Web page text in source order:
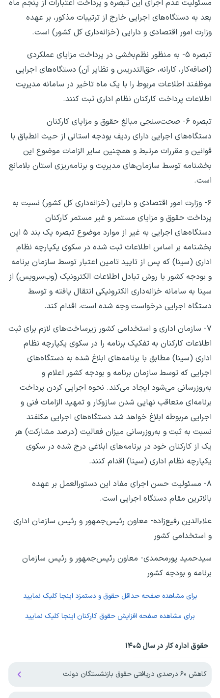
مسئولیت عدم اجرای این تبصره و پرداخت اعتبارات از پنجم ماه
بعد به دستگاه‌های اجرایی خارج از ترتیبات مذکور، بر عهده
وزارت امور اقتصادی و دارایی (خزانه‌داری کل کشور) است.
تبصره ۵- به منظور نظم‌بخشی در پرداخت مزایای عملکردی
(اضافه‌کار، کارانه، حق‌التدریس و نظایر آن) دستگاه‌های اجرایی
موظفند اطلاعات مربوط را با یک ماه تاخیر در سامانه مدیریت
اطلاعات پرداخت کارکنان نظام اداری ثبت کنند.
تبصره ۶- صحت‌سنجی مبالغ حقوق و مزایای کارکنان
دستگاه‌های اجرایی دارای ردیف بودجه استانی از حیث انطباق با
قوانین و مقررات مرتبط و همچنین سایر الزامات موضوع این
بخشنامه توسط ‌سازمان‌های مدیریت و برنامه‌ریزی استان بلامانع
است.
۶- وزارت امور اقتصادی و دارایی (خزانه‌داری کل کشور) نسبت به
پرداخت حقوق و مزایای مستمر و غیر مستمر کارکنان
دستگاه‌های اجرایی به غیر از موارد موضوع تبصره یک بند ۵ این
بخشنامه بر اساس اطلاعات ثبت شده در سکوی یکپارچه نظام
اداری (سینا) که پس از تایید تامین اعتبار توسط سازمان برنامه
و بودجه کشور با روش تبادل اطلاعات الکترونیک (وب‌سرویس) از
سینا به سامانه خزانه‌داری الکترونیکی انتقال یافته و توسط
دستگاه اجرایی درخواست وجه شده است، اقدام کند.
۷- سازمان اداری و استخدامی کشور زیرساخت‌های لازم برای ثبت
اطلاعات کارکنان به تفکیک برنامه را در سکوی یکپارچه نظام
اداری (سینا) مطابق با برنامه‌های ابلاغ شده به دستگاه‌های
اجرایی که توسط سازمان برنامه و بودجه کشور اعلام و
به‌روزرسانی ‌می‌شود ایجاد می‌کند. نحوه اجرایی کردن پرداخت
برنامه‌ای متعاقب نهایی شدن سازوکار و تمهید الزامات فنی و
اجرایی مربوطه ابلاغ خواهد شد دستگاه‌های اجرایی مکلفند
نسبت به ثبت و به‌روزرسانی میزان فعالیت (درصد مشارکت) هر
یک از کارکنان خود در برنامه‌های ابلاغی درج شده در سکوی
یکپارچه نظام اداری (سینا) اقدام کنند.
۸- مسئولیت حسن اجرای مفاد این دستورالعمل بر عهده
بالاترین مقام دستگاه اجرایی است.
علاءالدین رفیع‌زاده- معاون رئیس‌جمهور و رئیس سازمان اداری
و استخدامی کشور
سیدحمید پورمحمدی- معاون رئیس‌جمهور و رئیس سازمان
برنامه و بودجه کشور
برای مشاهده صفحه حداقل حقوق و دستمزد اینجا کلیک نمایید
برای مشاهده صفحه افزایش حقوق کارکنان اینجا کلیک نمایید
حقوق اداره کار در سال ۱۴۰۵
کاهش ۶۰ درصدی دریافتی حقوق بازنشستگان دولت